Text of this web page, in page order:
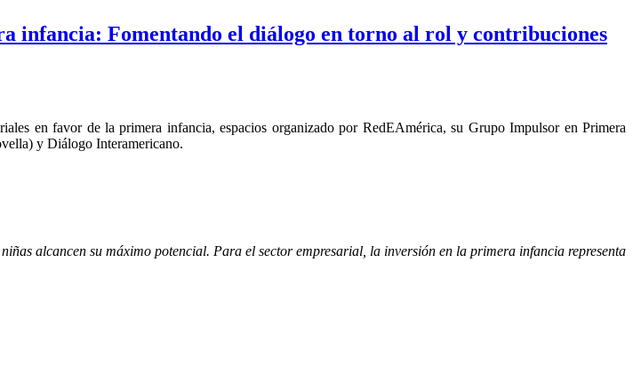
infancia: Fomentando el diálogo en torno al rol y contribuciones
en favor de la primera infancia, espacios organizado por RedEAmérica, su Grupo Impulsor en Primera
y Diálogo Interamericano.
alcancen su máximo potencial. Para el sector empresarial, la inversión en la primera infancia representa